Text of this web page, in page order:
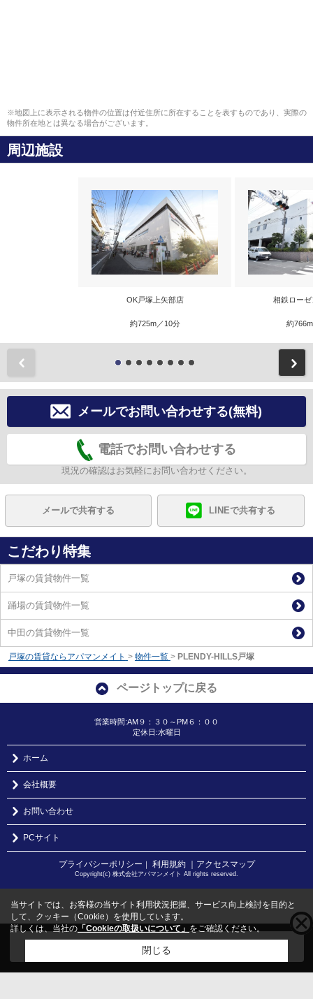
※地図上に表示される物件の位置は付近住所に所在することを表すものであり、実際の
物件所在地とは異なる場合がございます。
周辺施設
OK戸塚上矢部店
約725m／10分
相鉄ロー
約
メールでお問い合わせする(無料)
電話でお問い合わせする
現況の確認はお気軽にお問い合わせください。
メールで共有する LINEで共有する
こだわり特集
戸塚の賃貸物件一覧
踊場の賃貸物件一覧
中田の賃貸物件一覧
戸塚の賃貸ならアパマンメイト > 物件一覧 > PLENDY-HILLS戸塚
ページトップに戻る
営業時間:AM９：３０～PM６：００
定休日:水曜日
ホーム
会社概要
お問い合わせ
PCサイト
プライバシーポリシー 利用規約 ｜アクセスマップ
Copyright(c) 株式会社アパマンメイト All rights reserved.
こちらの物件をご覧の方にお勧めな物件
当サイトでは、お客様の当サイト利用状況把握、サービス向上検討を目的と
して、クッキー（Cookie）を使用しています。
詳しくは、当社の 「Cookieの取扱いについて」 をご確認ください。
閉じる